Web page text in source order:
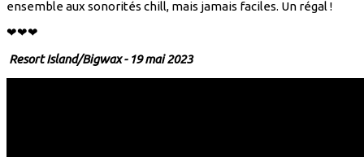
ensemble aux sonorités chill, mais jamais faciles. Un régal !
❤❤❤
Resort Island/Bigwax - 19 mai 2023